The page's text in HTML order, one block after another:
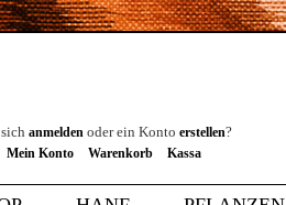
anmelden oder ein Konto erstellen?
Mein Konto Warenkorb Kassa